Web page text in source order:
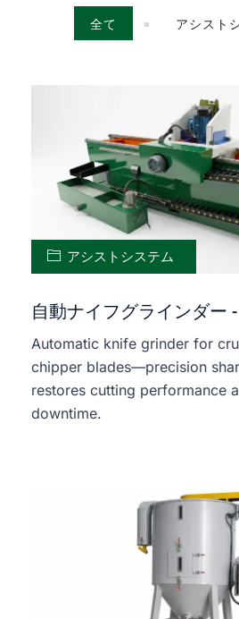
全て アシスト
アシストシステム
自動ナイフグラインダー
Automatic knife grinder for
chipper blades—precision
restores cutting performance
downtime.